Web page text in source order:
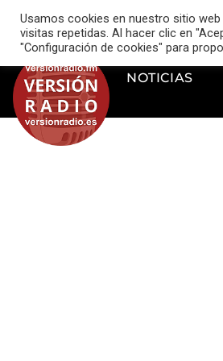
music_note VERSIÓN RADIO
NOTICIAS
Usamos cookies en nuestro sitio
visitas repetidas. Al hacer clic en
"Configuración de cookies" para